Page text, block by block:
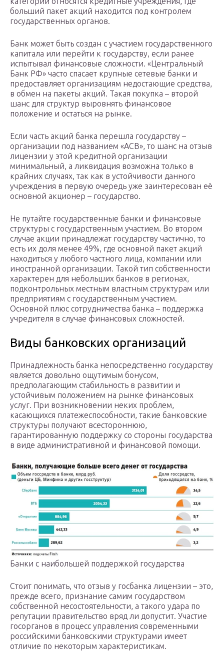
больший пакет акций находится под контролем
государственных органов.
Банк может быть создан с участием государственного
капитала или перейти к государству, если ранее
испытывал финансовые сложности. «Центральный
Банк РФ» часто спасает крупные сетевые банки и
предоставляет организациям недостающие средства,
в обмен на пакеты акций. Такая покупка – второй
шанс для структур выровнять финансовое
положение и остаться на рынке.
Если часть акций банка перешла государству –
организации под названием «АСВ», то шанс на отзыв
лицензии у этой кредитной организации
минимальный, а ликвидация возможна только в
крайних случаях, так как в устойчивости данного
учреждения в первую очередь уже заинтересован её
основной акционер – государство.
Не путайте государственные банки и финансовые
структуры с государственным участием. Во втором
случае акции принадлежат государству частично, то
есть их доля менее 49%, где основной пакет акций
находиться у любого частного лица, компании или
иностранной организации. Такой тип собственности
характерен для небольших банков в регионах,
подконтрольных местным властным структурам или
предприятиям с государственным участием.
Основной плюс сотрудничества банка – поддержка
учредителя в случае финансовых сложностей.
Виды банковских организаций
Принадлежность банка непосредственно государству
является довольно ощутимым бонусом,
предполагающим стабильность в развитии и
устойчивым положением на рынке финансовых
услуг. При возникновении неких проблем,
касающихся платежеспособности, такие банковские
структуры получают всестороннюю,
гарантированную поддержку со стороны государства
в виде административной и финансовой помощи.
Банки с наибольшей поддержкой государства
Стоит понимать, что отзыв у госбанка лицензии – это,
прежде всего, признание самим государством
собственной несостоятельности, а такого удара по
репутации правительство вряд ли допустит. Участие
госорганов в процесс управления современными
российскими банковскими структурами имеет
отличие по некоторым характеристикам.